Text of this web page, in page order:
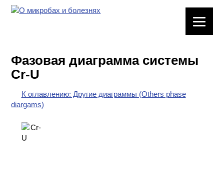
ХИМИЧЕСКАЯ
ПОСУДА
ВРЕДНЫЕ
ФАКТОРЫ
Фазовая диаграмма системы
Cr-U
К оглавлению: Другие диаграммы (Others phase
diargams)